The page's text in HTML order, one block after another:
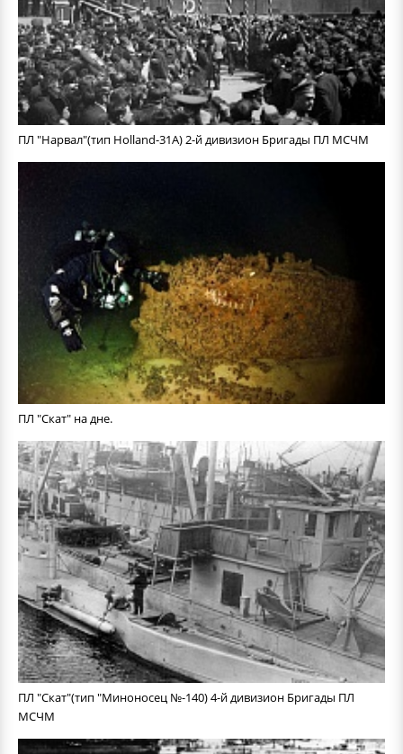
ПЛ "Нарвал"(тип Holland-31A) 2-й дивизион Бригады ПЛ МСЧМ
ПЛ "Скат" на дне.
ПЛ "Скат"(тип "Миноносец №-140) 4-й дивизион Бригады ПЛ
МСЧМ